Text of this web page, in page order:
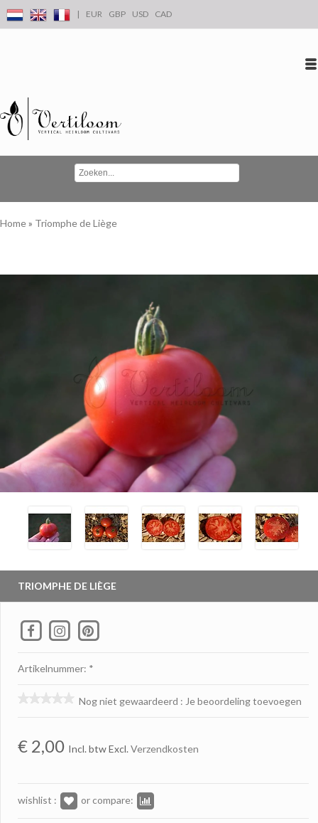
| EUR GBP USD CAD
Home» Triomphe de Liège
TRIOMPHE DE LIÈGE
Artikelnummer: *
Nog niet gewaardeerd : Je beoordeling toevoegen
€ 2,00 Incl. btw Excl. Verzendkosten
wishlist : or compare: